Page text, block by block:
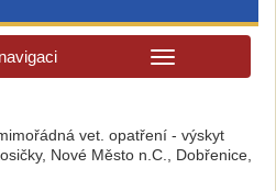
vet. opatření - výskyt
Nové Město n.C., Dobřenice,